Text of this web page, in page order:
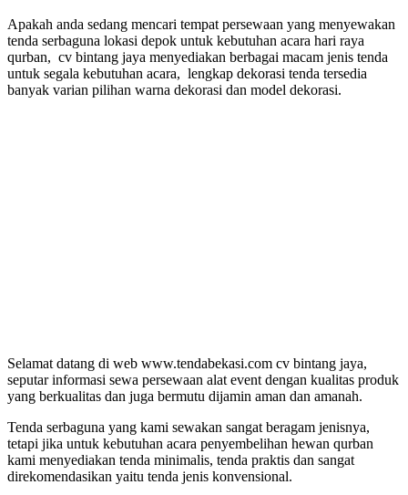
Apakah anda sedang mencari tempat persewaan yang menyewakan
tenda serbaguna lokasi depok untuk kebutuhan acara hari raya
qurban, cv bintang jaya menyediakan berbagai macam jenis tenda
untuk segala kebutuhan acara, lengkap dekorasi tenda tersedia
banyak varian pilihan warna dekorasi dan model dekorasi.
Selamat datang di web www.tendabekasi.com cv bintang jaya,
seputar informasi sewa persewaan alat event dengan kualitas produk
yang berkualitas dan juga bermutu dijamin aman dan amanah.
Tenda serbaguna yang kami sewakan sangat beragam jenisnya,
tetapi jika untuk kebutuhan acara penyembelihan hewan qurban
kami menyediakan tenda minimalis, tenda praktis dan sangat
direkomendasikan yaitu tenda jenis konvensional.